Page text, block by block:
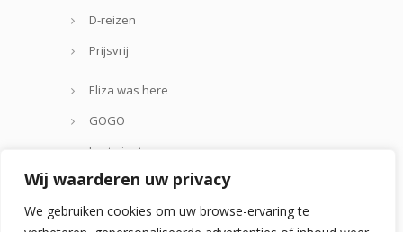
Wij waarderen uw privacy
We gebruiken cookies om uw browse-ervaring te
D-reizen
Prijsvrij
Eliza was here
GOGO
Lastminute.com
Thomas Cook
Zoover